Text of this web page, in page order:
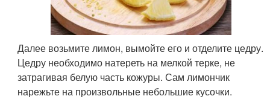
Далее возьмите лимон, вымойте его и отделите цедру.
Цедру необходимо натереть на мелкой терке, не
затрагивая белую часть кожуры. Сам лимончик
нарежьте на произвольные небольшие кусочки.